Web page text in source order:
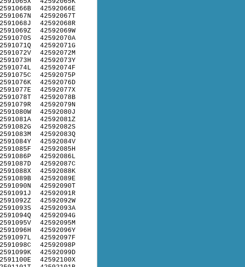
42592066E
42592067T
42592068R
42592069W
42592070A
42592071G
42592072M
42592073Y
42592074F
42592075P
42592076D
42592077X
42592078B
42592079N
42592080J
42592081Z
42592082S
42592083Q
42592084V
42592085H
42592086L
42592087C
42592088K
42592089E
42592090T
42592091R
42592092W
42592093A
42592094G
42592095M
42592096Y
42592097F
42592098P
42592099D
42592100X